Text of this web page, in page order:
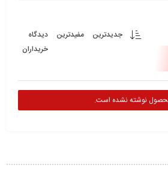
جدیدترین مفیدترین
دیدگاه
خریداران
نوشته نشده است.